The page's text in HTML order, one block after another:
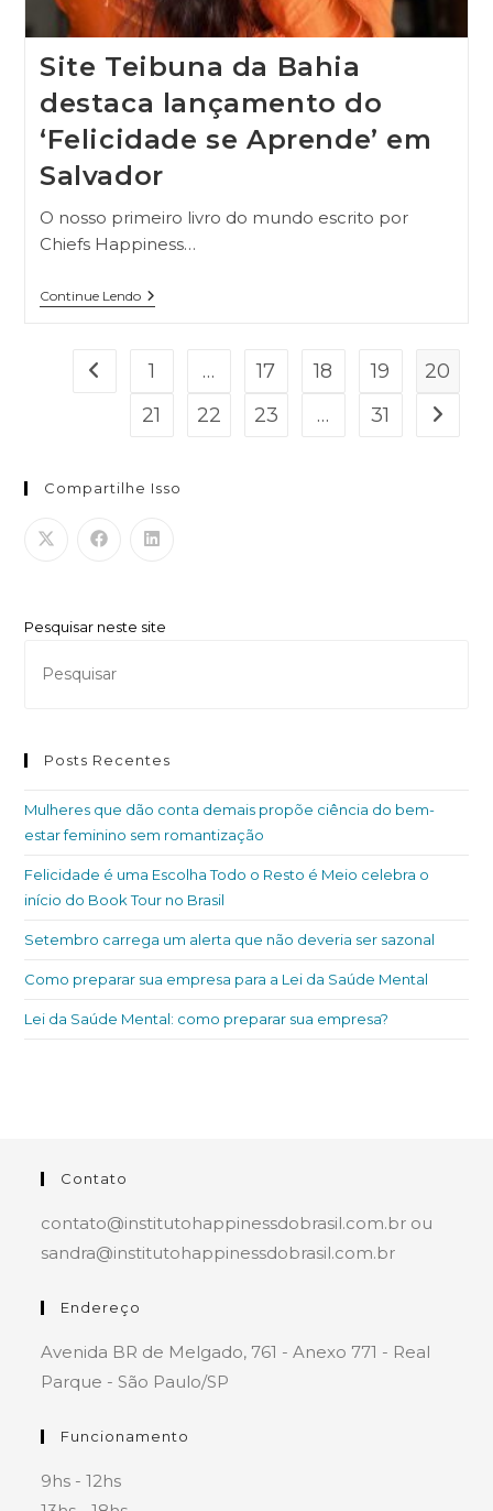
Site Teibuna da Bahia
destaca lançamento do
‘Felicidade se Aprende’ em
Salvador
O nosso primeiro livro do mundo escrito por
Chiefs Happiness…
Continue Lendo
1 … 17 18 19
20
21
22 23 … 31
Compartilhe Isso
Pesquisar neste site
Posts Recentes
Mulheres que dão conta demais propõe ciência do bem-
estar feminino sem romantização
Felicidade é uma Escolha Todo o Resto é Meio celebra o
início do Book Tour no Brasil
Setembro carrega um alerta que não deveria ser sazonal
Como preparar sua empresa para a Lei da Saúde Mental
Lei da Saúde Mental: como preparar sua empresa?
Contato
contato@institutohappinessdobrasil.com.br ou
sandra@institutohappinessdobrasil.com.br
Endereço
Avenida BR de Melgado, 761 - Anexo 771 - Real
Parque - São Paulo/SP
Funcionamento
9hs - 12hs